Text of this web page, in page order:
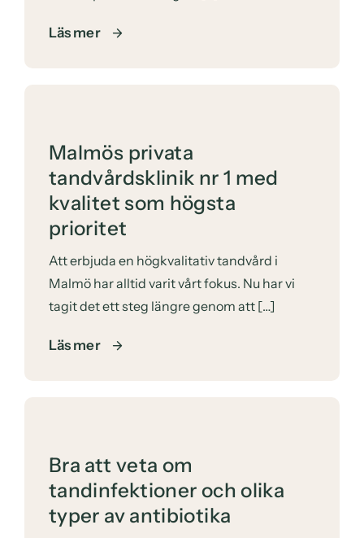
Läs mer
Malmös privata
tandvårdsklinik nr 1 med
kvalitet som högsta
prioritet
Att erbjuda en högkvalitativ tandvård i
Malmö har alltid varit vårt fokus. Nu har vi
tagit det ett steg längre genom att […]
Läs mer
Bra att veta om
tandinfektioner och olika
typer av antibiotika